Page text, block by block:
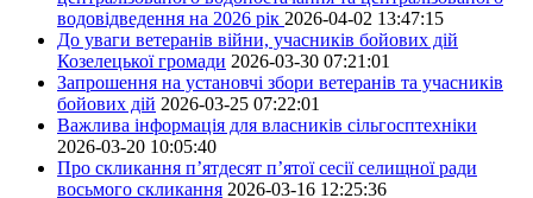
водовідведення на 2026 рік 2026-04-02 13:47:15
До уваги ветеранів війни, учасників бойових дій
Козелецької громади 2026-03-30 07:21:01
Запрошення на установчі збори ветеранів та учасників
бойових дій 2026-03-25 07:22:01
Важлива інформація для власників сільгосптехніки
2026-03-20 10:05:40
Про скликання п’ятдесят п’ятої сесії селищної ради
восьмого скликання 2026-03-16 12:25:36